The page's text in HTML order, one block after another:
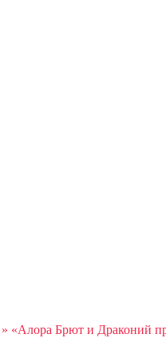
» «Алора Брют и Драконий